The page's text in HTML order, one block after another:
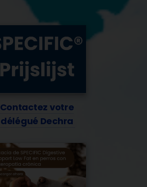
Contactez votre
délégué Dechra